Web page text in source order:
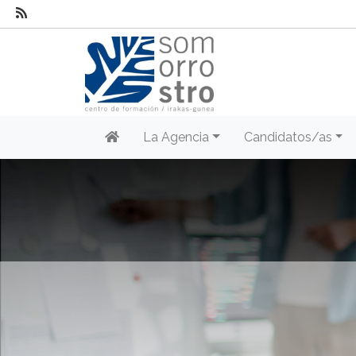
La Agencia Candidatos/as